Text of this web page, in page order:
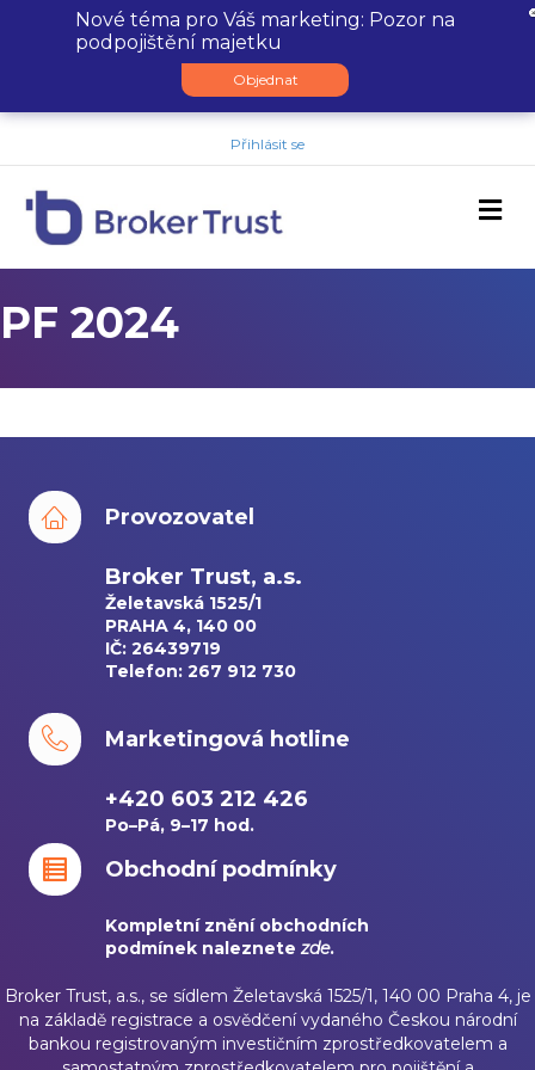
Přihlásit se
PF 2024
Provozovatel
Broker Trust, a.s.
Želetavská 1525/1
PRAHA 4, 140 00
IČ: 26439719
Telefon: 267 912 730
Marketingová hotline
+420 603 212 426
Po–Pá, 9–17 hod.
Obchodní podmínky
Kompletní znění obchodních
podmínek naleznetezde.
Broker Trust, a.s., se sídlem Želetavská 1525/1, 140 00 Praha 4, je
na základě registrace a osvědčení vydaného Českou národní
bankou registrovaným investičním zprostředkovatelem a
Nové téma pro Váš marketing: Pozor na
podpojištění majetku
Objednat